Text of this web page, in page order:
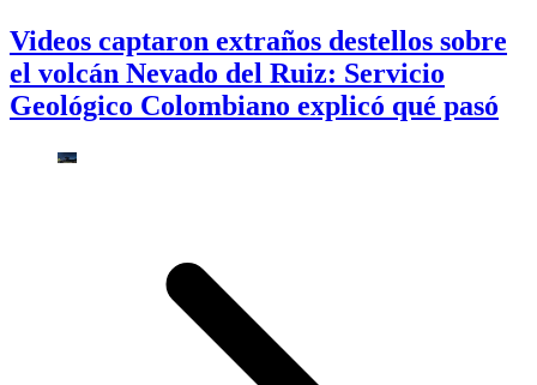
Videos captaron extraños destellos sobre
el volcán Nevado del Ruiz: Servicio
Geológico Colombiano explicó qué pasó